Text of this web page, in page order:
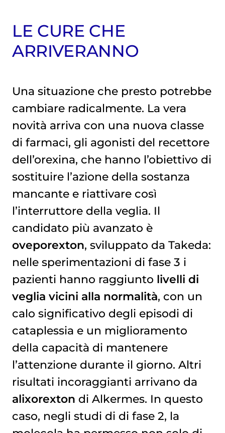
LE CURE CHE
ARRIVERANNO
Una situazione che presto potrebbe
cambiare radicalmente. La vera
novità arriva con una nuova classe
di farmaci, gli agonisti del recettore
dell’orexina, che hanno l’obiettivo di
sostituire l’azione della sostanza
mancante e riattivare così
l’interruttore della veglia. Il
candidato più avanzato è
oveporexton, sviluppato da Takeda:
nelle sperimentazioni di fase 3 i
pazienti hanno raggiunto livelli di
veglia vicini alla normalità, con un
calo significativo degli episodi di
cataplessia e un miglioramento
della capacità di mantenere
l’attenzione durante il giorno. Altri
risultati incoraggianti arrivano da
alixorexton di Alkermes. In questo
caso, negli studi di di fase 2, la